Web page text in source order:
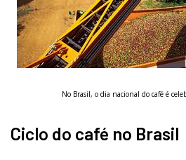
No Brasil, o dia nacional do café é
Ciclo do café no Brasil